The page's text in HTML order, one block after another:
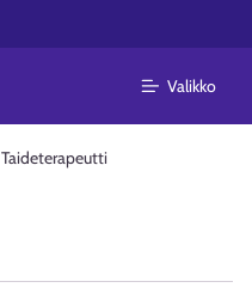
Valikko
Taideterapeutti